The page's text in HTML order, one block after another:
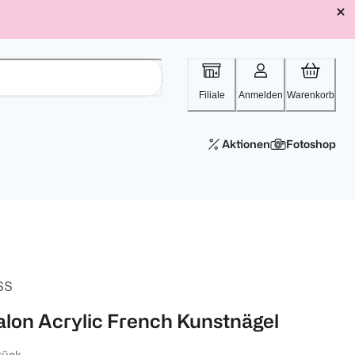
Filiale Anmelden Warenkorb
Aktionen Fotoshop
Acrylic French Kunstnägel